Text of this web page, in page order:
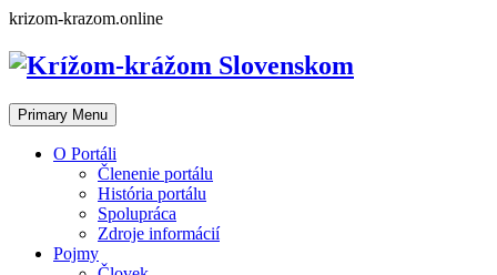
Skip
content
krizom-krazom.online
Primary Menu
O Portáli
Členenie portálu
História portálu
Spolupráca
Zdroje informácií
Pojmy